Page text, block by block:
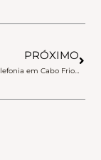
PRÓXIMO
Instalação de Telefonia em Cabo Frio – PABX Centrais